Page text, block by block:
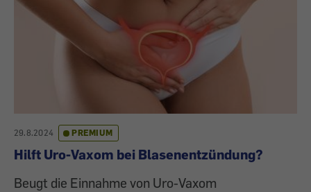
29.8.2024 PREMIUM
Hilft Uro-Vaxom bei Blasenentzündung?
Beugt die Einnahme von Uro-Vaxom